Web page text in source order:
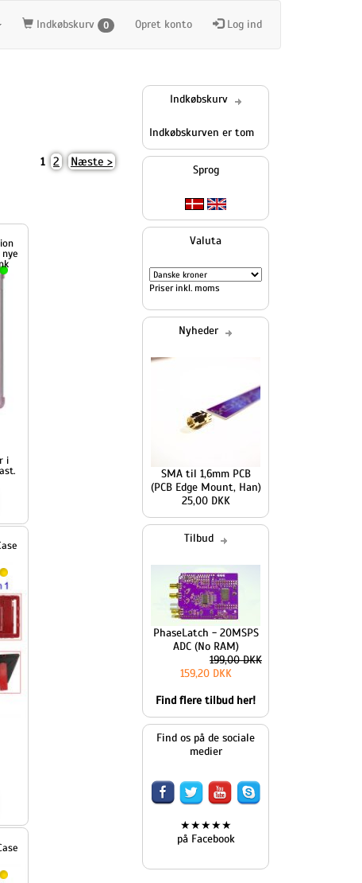
Indkøbskurv 0 Opret konto Log ind
1 2 Næste >
Indkøbskurv
Indkøbskurven er tom
Sprog
Valuta
Priser inkl. moms
Nyheder
SMA til 1,6mm PCB
(PCB Edge Mount, Han)
25,00 DKK
Tilbud
PhaseLatch - 20MSPS
ADC (No RAM)
199,00 DKK
159,20 DKK
Find flere tilbud her!
Find os på de sociale
medier
★★★★★
på Facebook